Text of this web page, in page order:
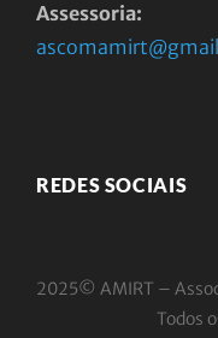
Assessoria:
REDES SOCIAIS
2025© AMIRT –
Todos